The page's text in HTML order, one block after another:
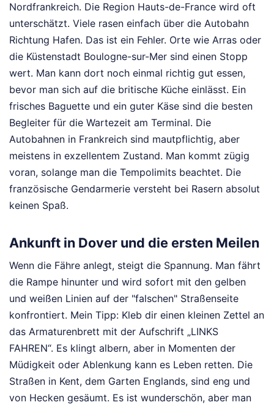
Nordfrankreich. Die Region Hauts-de-France wird oft
unterschätzt. Viele rasen einfach über die Autobahn
Richtung Hafen. Das ist ein Fehler. Orte wie Arras oder
die Küstenstadt Boulogne-sur-Mer sind einen Stopp
wert. Man kann dort noch einmal richtig gut essen,
bevor man sich auf die britische Küche einlässt. Ein
frisches Baguette und ein guter Käse sind die besten
Begleiter für die Wartezeit am Terminal. Die
Autobahnen in Frankreich sind mautpflichtig, aber
meistens in exzellentem Zustand. Man kommt zügig
voran, solange man die Tempolimits beachtet. Die
französische Gendarmerie versteht bei Rasern absolut
keinen Spaß.
Ankunft in Dover und die ersten Meilen
Wenn die Fähre anlegt, steigt die Spannung. Man fährt
die Rampe hinunter und wird sofort mit den gelben
und weißen Linien auf der "falschen" Straßenseite
konfrontiert. Mein Tipp: Kleb dir einen kleinen Zettel an
das Armaturenbrett mit der Aufschrift „LINKS
FAHREN“. Es klingt albern, aber in Momenten der
Müdigkeit oder Ablenkung kann es Leben retten. Die
Straßen in Kent, dem Garten Englands, sind eng und
von Hecken gesäumt. Es ist wunderschön, aber man